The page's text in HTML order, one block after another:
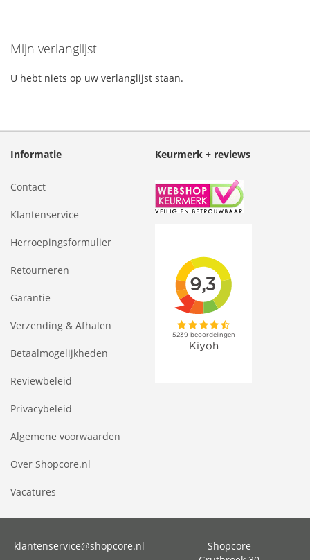
Mijn verlanglijst
U hebt niets op uw verlanglijst staan.
Informatie
Contact
Klantenservice
Herroepingsformulier
Retourneren
Garantie
Verzending & Afhalen
Betaalmogelijkheden
Reviewbeleid
Privacybeleid
Algemene voorwaarden
Over Shopcore.nl
Vacatures
Keurmerk + reviews
klantenservice@shopcore.nl
Shopcore